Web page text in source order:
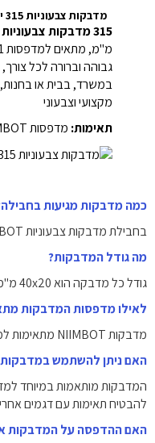
מדבקות צבעוניות 315 יחידות 40x20 מ"מ מבית NIIMBOT
315 מדבקות צבעוניות NIIMBOT
גבוהה וברורה לכל צורך,
במשרד, בבית או בחנות,
מקצועי וצבעוני
תאימות: מדפסות NIIMBOT דגמי B21 / B3S / B1
כמה מדבקות מגיעות
בחבילת מדבקות צבעוניות NIIMBOT יש 315 מדבקות איכותיות.
מה גודל המדבקות?
גודל כל מדבקה הוא 40x20 מ"מ, מתאים לשימושים מגוונים.
לאילו מדפסות המדבקות
מדבקות NIIMBOT מתאימות למדפסות מדגמי B21, B3S ו-B1.
האם ניתן להשתמש
להבטיח תאימות עם דגמים
האם ההדפסה על המדבקות